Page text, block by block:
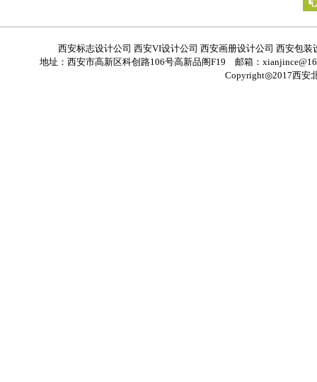
西安标志设计公司 西安VI设计公司 西安画册设计公司 西安包
地址：西安市高新区科创路106号高新品阁F19 邮箱：
Copyright◎2017西安